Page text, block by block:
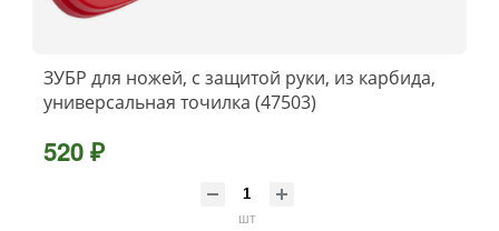
ЗУБР для ножей, с защитой руки, из карбида,
универсальная точилка (47503)
520 ₽
шт